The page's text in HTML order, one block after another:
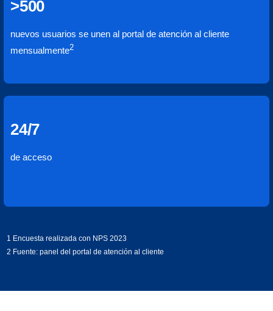
>500
nuevos usuarios se unen al portal de atención al cliente
mensualmente2
24/7
de acceso
1 Encuesta realizada con NPS 2023
2 Fuente: panel del portal de atención al cliente